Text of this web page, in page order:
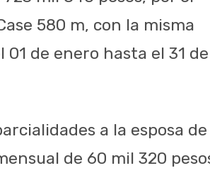
580 m, con la misma
de enero hasta el 31 de
a la esposa de
de 60 mil 320